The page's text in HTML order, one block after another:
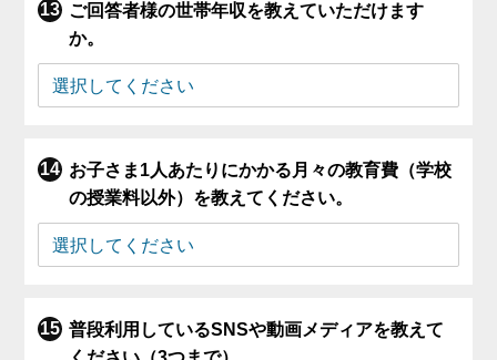
ご回答者様の世帯年収を教えていただけます
か。
お子さま1人あたりにかかる月々の教育費（学校
の授業料以外）を教えてください。
普段利用しているSNSや動画メディアを教えて